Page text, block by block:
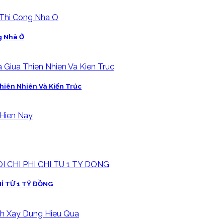
Nhà Ở
Nhiên Và Kiến Trúc
TỪ 1 TỶ ĐỒNG